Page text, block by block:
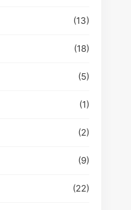
(13)
(18)
(5)
(1)
(2)
(9)
(22)